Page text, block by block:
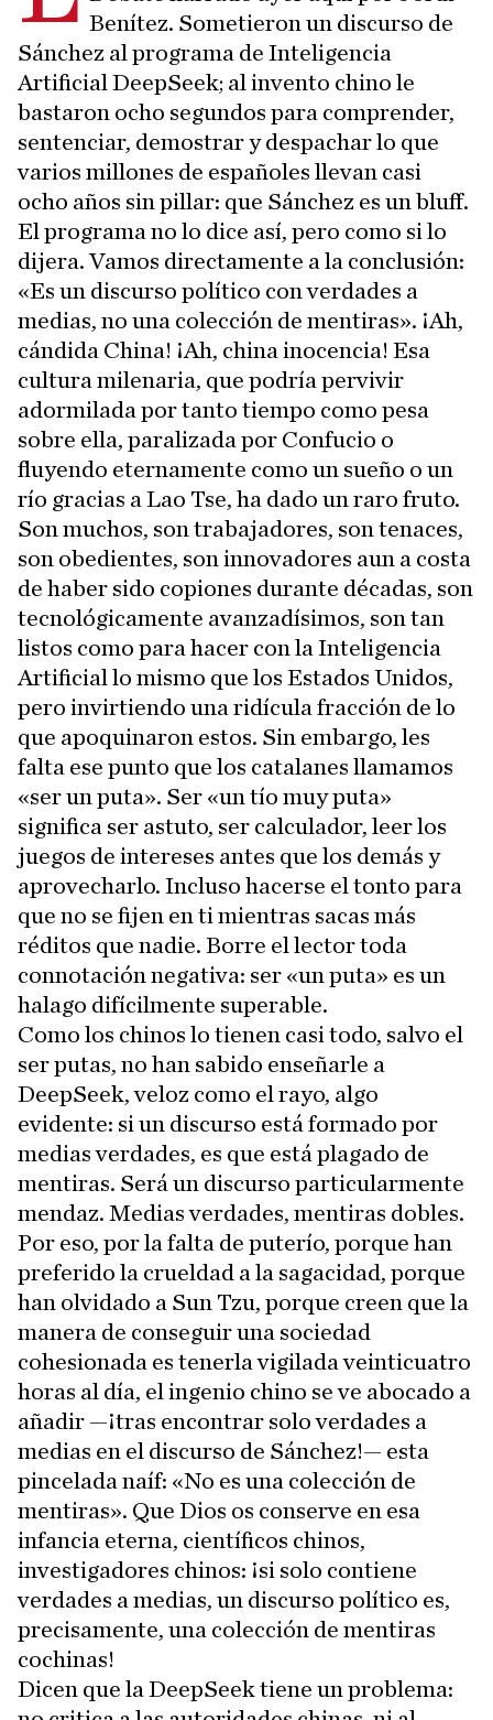
Benítez. Sometieron un discurso de
Sánchez al programa de Inteligencia
Artificial DeepSeek; al invento chino le
bastaron ocho segundos para comprender,
sentenciar, demostrar y despachar lo que
varios millones de españoles llevan casi
ocho años sin pillar: que Sánchez es un bluff.
El programa no lo dice así, pero como si lo
dijera. Vamos directamente a la conclusión:
«Es un discurso político con verdades a
medias, no una colección de mentiras». ¡Ah,
cándida China! ¡Ah, china inocencia! Esa
cultura milenaria, que podría pervivir
adormilada por tanto tiempo como pesa
sobre ella, paralizada por Confucio o
fluyendo eternamente como un sueño o un
río gracias a Lao Tse, ha dado un raro fruto.
Son muchos, son trabajadores, son tenaces,
son obedientes, son innovadores aun a costa
de haber sido copiones durante décadas, son
tecnológicamente avanzadísimos, son tan
listos como para hacer con la Inteligencia
Artificial lo mismo que los Estados Unidos,
pero invirtiendo una ridícula fracción de lo
que apoquinaron estos. Sin embargo, les
falta ese punto que los catalanes llamamos
«ser un puta». Ser «un tío muy puta»
significa ser astuto, ser calculador, leer los
juegos de intereses antes que los demás y
aprovecharlo. Incluso hacerse el tonto para
que no se fijen en ti mientras sacas más
réditos que nadie. Borre el lector toda
connotación negativa: ser «un puta» es un
halago difícilmente superable.
Como los chinos lo tienen casi todo, salvo el
ser putas, no han sabido enseñarle a
DeepSeek, veloz como el rayo, algo
evidente: si un discurso está formado por
medias verdades, es que está plagado de
mentiras. Será un discurso particularmente
mendaz. Medias verdades, mentiras dobles.
Por eso, por la falta de puterío, porque han
preferido la crueldad a la sagacidad, porque
han olvidado a Sun Tzu, porque creen que la
manera de conseguir una sociedad
cohesionada es tenerla vigilada veinticuatro
horas al día, el ingenio chino se ve abocado a
añadir —¡tras encontrar solo verdades a
medias en el discurso de Sánchez!— esta
pincelada naíf: «No es una colección de
mentiras». Que Dios os conserve en esa
infancia eterna, científicos chinos,
investigadores chinos: ¡si solo contiene
verdades a medias, un discurso político es,
precisamente, una colección de mentiras
cochinas!
Dicen que la DeepSeek tiene un problema: